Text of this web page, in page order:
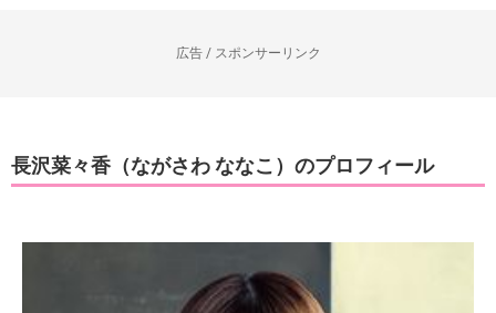
広告 / スポンサーリンク
長沢菜々香（ながさわ ななこ）のプロフィール